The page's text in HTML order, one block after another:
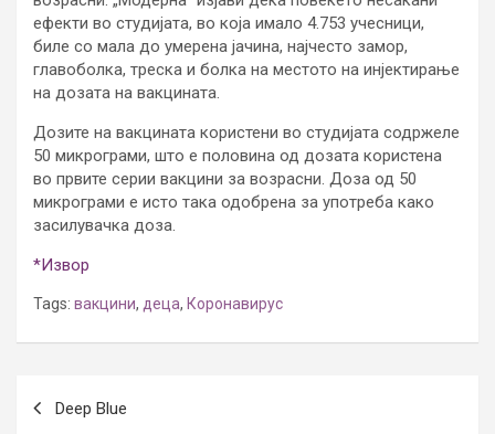
ефекти во студијата, во која имало 4.753 учесници,
биле со мала до умерена јачина, најчесто замор,
главоболка, треска и болка на местото на инјектирање
на дозата на вакцината.
Дозите на вакцината користени во студијата содржеле
50 микрограми, што е половина од дозата користена
во првите серии вакцини за возрасни. Доза од 50
микрограми е исто така одобрена за употреба како
засилувачка доза.
*Извор
Tags: вакцини, деца, Коронавирус
navigation
Deep Blue